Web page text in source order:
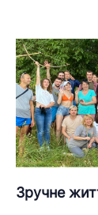
Зручне